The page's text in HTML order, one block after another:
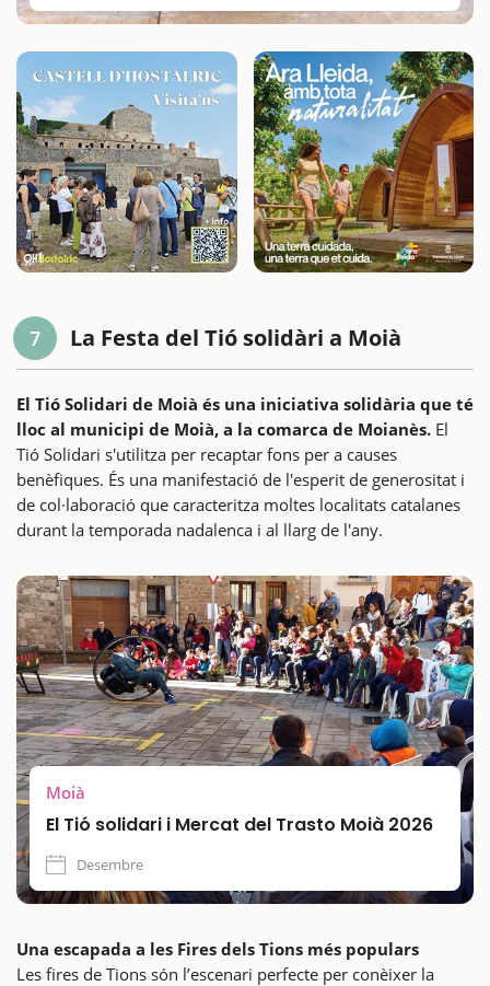
7 La Festa del Tió solidàri a Moià
El Tió Solidari de Moià és una iniciativa solidària que té
lloc al municipi de Moià, a la comarca de Moianès. El
Tió Solidari s'utilitza per recaptar fons per a causes
benèfiques. És una manifestació de l'esperit de generositat i
de col·laboració que caracteritza moltes localitats catalanes
durant la temporada nadalenca i al llarg de l'any.
Moià
El Tió solidari i Mercat del Trasto Moià 2026
Desembre
Una escapada a les Fires dels Tions més populars
Les fires de Tions són l’escenari perfecte per conèixer la